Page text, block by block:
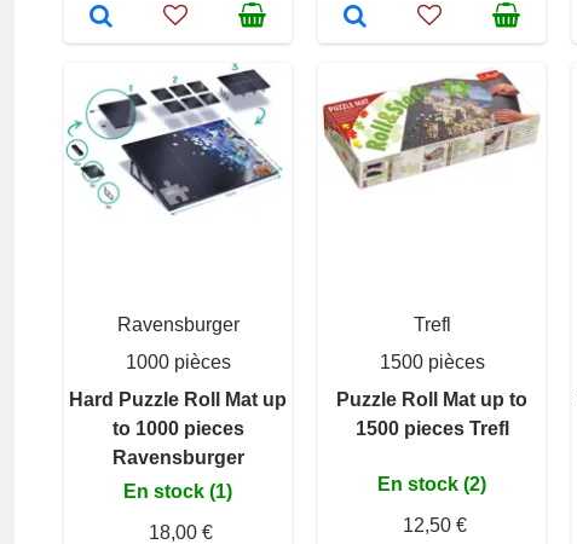
Ravensburger
1000 pièces
Hard Puzzle Roll Mat up
to 1000 pieces
Ravensburger
En stock (1)
18,00 €
Trefl
1500 pièces
Puzzle Roll Mat up to
1500 pieces Trefl
En stock (2)
12,50 €